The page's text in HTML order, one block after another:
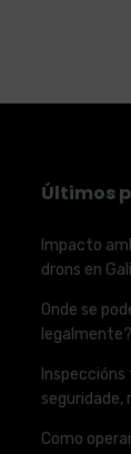
Últimos
Impacto
drons en
Onde se
legalmente?
seguridade,
Como